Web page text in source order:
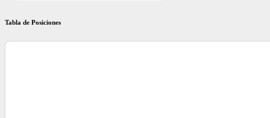
Tabla de Posiciones